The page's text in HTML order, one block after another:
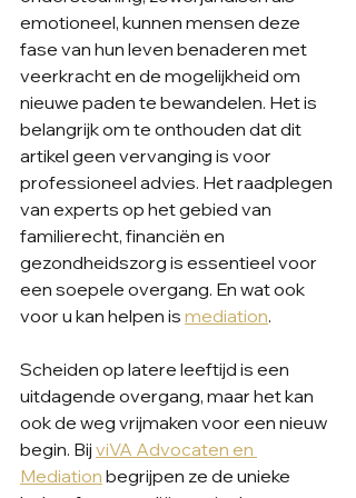
emotioneel, kunnen mensen deze
fase van hun leven benaderen met
veerkracht en de mogelijkheid om
nieuwe paden te bewandelen. Het is
belangrijk om te onthouden dat dit
artikel geen vervanging is voor
professioneel advies. Het raadplegen
van experts op het gebied van
familierecht, financiën en
gezondheidszorg is essentieel voor
een soepele overgang. En wat ook
voor u kan helpen is mediation.
Scheiden op latere leeftijd is een
uitdagende overgang, maar het kan
ook de weg vrijmaken voor een nieuw
begin. Bij viVA Advocaten en
Mediation begrijpen ze de unieke